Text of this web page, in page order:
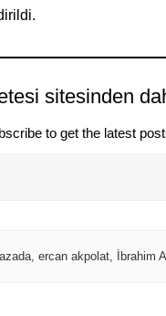
sitesinden
to get the latest
ercan akpolat İbrahim